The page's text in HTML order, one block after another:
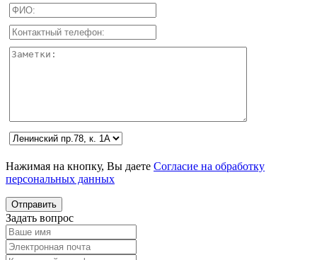
Нажимая на кнопку, Вы даете Согласие на обработку
персональных данных
Задать вопрос